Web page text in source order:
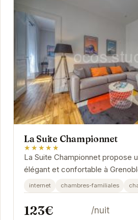
La Suite Championnet
★★★★★
La Suite Championnet propose
élégant et confortable à
situé, cet établissement offre
internet chambres-familiales
123€ /nuit